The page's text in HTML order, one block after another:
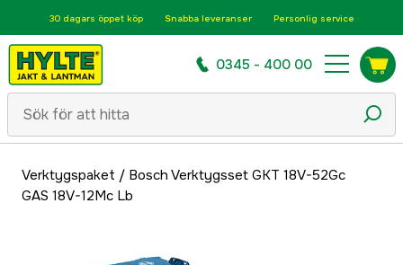
30 dagars öppet köp Snabba leveranser Personlig service
0345 - 400 00
Verktygspaket / Bosch Verktygsset GKT 18V-52Gc
GAS 18V-12Mc Lb